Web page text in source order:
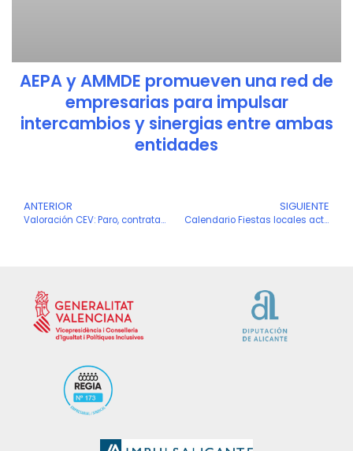
AEPA y AMMDE promueven una red de
empresarias para impulsar
intercambios y sinergias entre ambas
entidades
Ant
ANTERIOR
Valoración CEV: Paro, contratación y afiliación julio de 2020
SIGUIENTE
Calendario Fiestas locales actualizado agosto 2020